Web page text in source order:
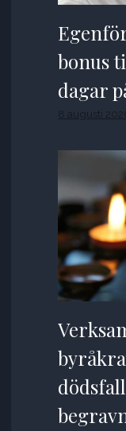
bonus
dagar
8 augusti